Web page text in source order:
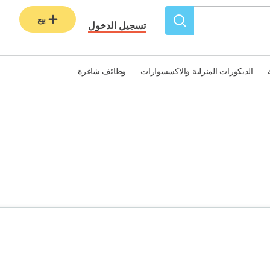
تسجيل الدخول
بيع
الديكورات المنزلية والاكسسوارات
وظائف شاغرة